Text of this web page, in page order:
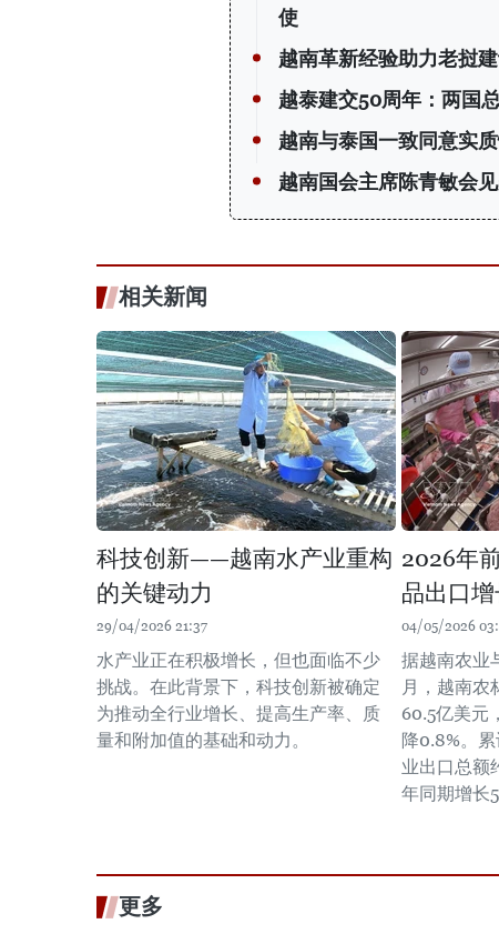
使
越南革新经验助力老挝
越泰建交50周年：两国
越南与泰国一致同意实
越南国会主席陈青敏会
相关新闻
科技创新——越南水产业重构
的关键动力
29/04/2026 21:37
水产业正在积极增长，但也面临不少
挑战。在此背景下，科技创新被确定
为推动全行业增长、提高生产率、质
量和附加值的基础和动力。
2026年
品出口
04/05/2026
据越南农业
月，越南农
60.5亿美元
降0.8%。
业出口总额
年同期增长
更多